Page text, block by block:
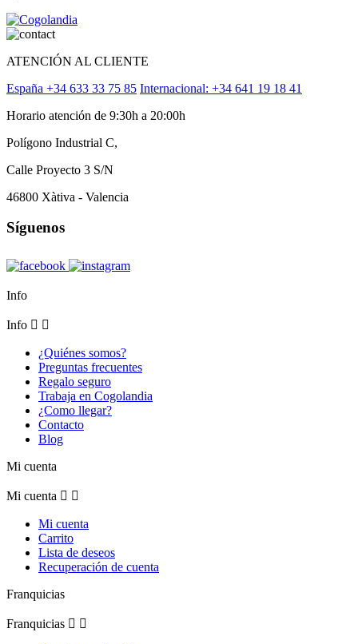
ATENCIÓN AL CLIENTE
España +34 633 33 75 85 Internacional: +34 641 19 18 41
Horario atención de 9:30h a 20:00h
Polígono Industrial C,
Calle Proyecto 3 S/N
46800 Xàtiva - Valencia
Síguenos
Info
Info  
¿Quiénes somos?
Preguntas frecuentes
Regalo seguro
Trabaja en Cogolandia
¿Como llegar?
Contacto
Blog
Mi cuenta
Mi cuenta  
Mi cuenta
Carrito
Lista de deseos
Recuperación de cuenta
Franquicias
Franquicias  